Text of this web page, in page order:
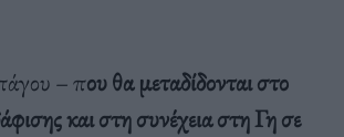
– που θα μεταδίδονται στο
και στη συνέχεια στη Γη σε